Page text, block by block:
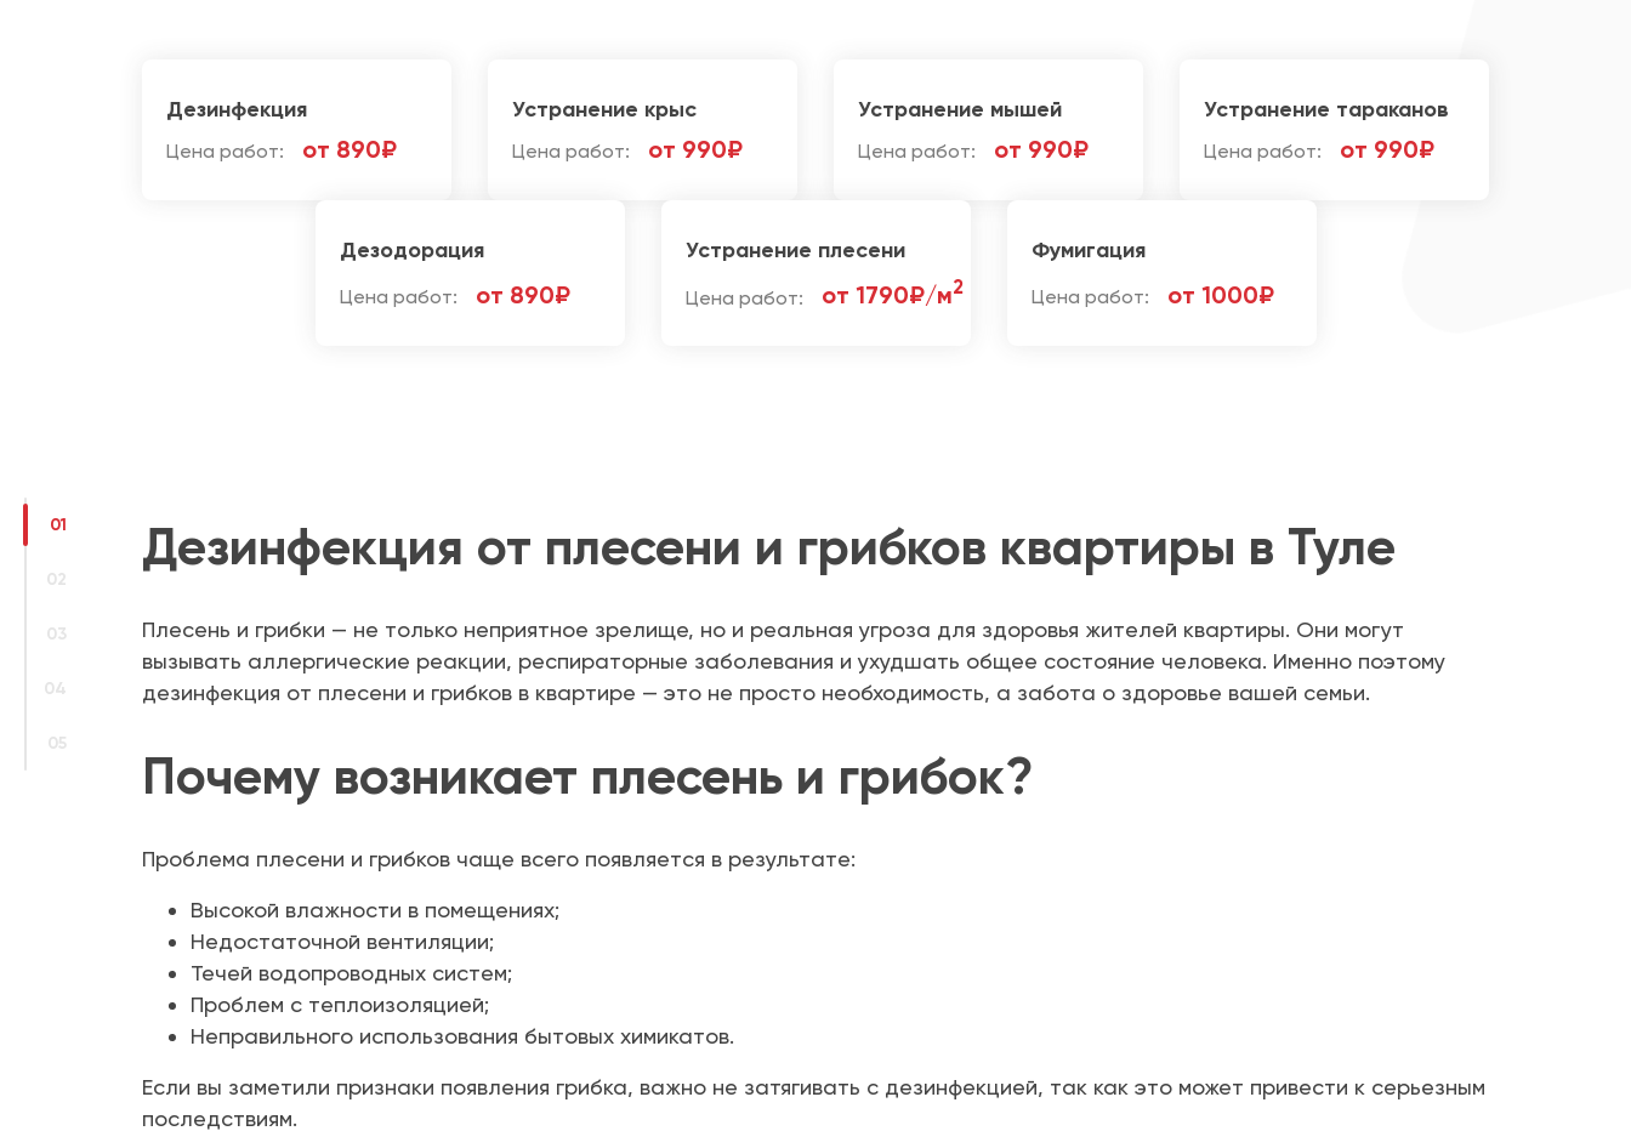
01
02
03
04
05
Дезинфекция
Цена работ: от 890₽
Устранение крыс
Цена работ: от 990₽
Устранение мышей
Цена работ: от 990₽
Устранение тараканов
Цена работ: от 990₽
Дезодорация
Цена работ: от 890₽
Устранение плесени
Цена работ: от 1790₽/м2
Фумигация
Цена работ: от 1000₽
Дезинфекция от плесени и грибков квартиры в Туле
Плесень и грибки — не только неприятное зрелище, но и реальная угроза для здоровья жителей квартиры. Они могут
вызывать аллергические реакции, респираторные заболевания и ухудшать общее состояние человека. Именно поэтому
дезинфекция от плесени и грибков в квартире — это не просто необходимость, а забота о здоровье вашей семьи.
Почему возникает плесень и грибок?
Проблема плесени и грибков чаще всего появляется в результате:
Высокой влажности в помещениях;
Недостаточной вентиляции;
Течей водопроводных систем;
Проблем с теплоизоляцией;
Неправильного использования бытовых химикатов.
Если вы заметили признаки появления грибка, важно не затягивать с дезинфекцией, так как это может привести к серьезным
последствиям.